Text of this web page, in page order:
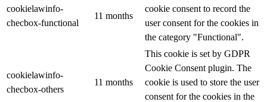
cookielawinfo-
checbox-functional
11 months
cookie consent to record the
user consent for the cookies in
the category "Functional".
cookielawinfo-
checbox-others
11 months
This cookie is set by GDPR
Cookie Consent plugin. The
cookie is used to store the user
consent for the cookies in the